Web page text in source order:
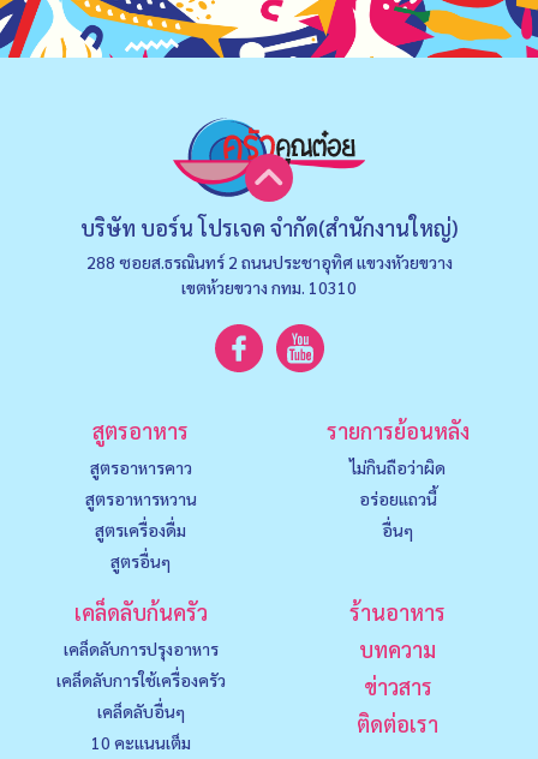
บริษัท บอร์น โปรเจค จำกัด(สำนักงานใหญ่)
288 ซอยส.ธรณินทร์ 2 ถนนประชาอุทิศ แขวงหัวยขวาง
เขตห้วยขวาง กทม. 10310
สูตรอาหาร
สูตรอาหารคาว
สูตรอาหารหวาน
สูตรเครื่องดื่ม
สูตรอื่นๆ
รายการย้อนหลัง
ไม่กินถือว่าผิด
อร่อยแถวนี้
อื่นๆ
เคล็ดลับก้นครัว
เคล็ดลับการปรุงอาหาร
เคล็ดลับการใช้เครื่องครัว
เคล็ดลับอื่นๆ
10 คะแนนเต็ม
ร้านอาหาร
บทความ
ข่าวสาร
ติดต่อเรา